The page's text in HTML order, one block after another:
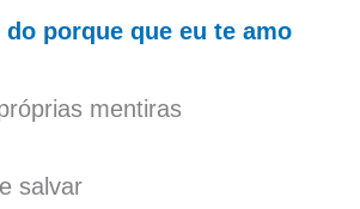
porque que eu te amo
mentiras
salvar